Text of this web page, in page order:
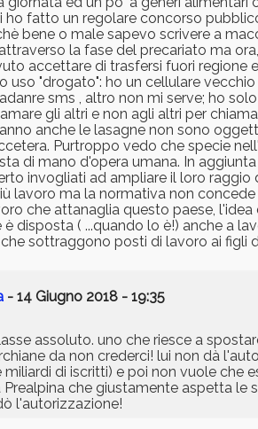
fatto un regolare concorso
bene o male sapevo scrivere a
la fase del precariato ma
accettare di trasfersi fuori regione
uso "drogato": ho un cellulare
sms , altro non mi serve; ho
gli altri e non agli altri per
anche le lasagne non sono
Purtroppo vedo che specie
di mano d'opera umana. In
invogliati ad ampliare il loro raggio
lavoro ma la normativa non
che attanaglia questo paese,
disposta ( ...quando lo è!) anche a
sottraggono posti di lavoro ai figli
- 14 Giugno 2018 - 19:35
assoluto. uno che riesce a
da non crederci! lui non dà
di iscritti) e poi non vuole che
che giustamente aspetta le
l'autorizzazione!